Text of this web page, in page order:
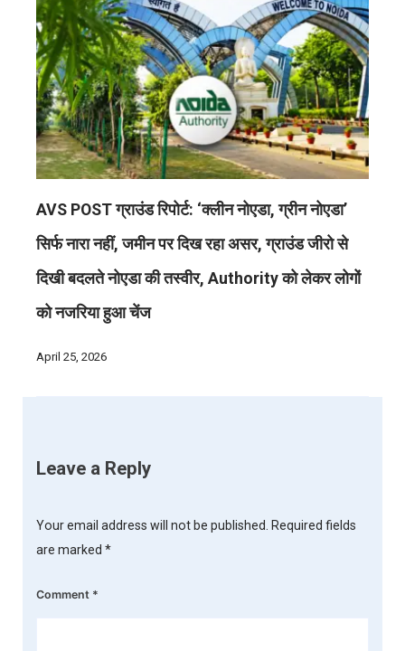
AVS POST ग्राउंड रिपोर्ट: ‘क्लीन नोएडा, ग्रीन नोएडा’
सिर्फ नारा नहीं, जमीन पर दिख रहा असर, ग्राउंड जीरो से
दिखी बदलते नोएडा की तस्वीर, Authority को लेकर लोगों
को नजरिया हुआ चेंज
April 25, 2026
Leave a Reply
Your email address will not be published. Required fields
are marked *
Comment *